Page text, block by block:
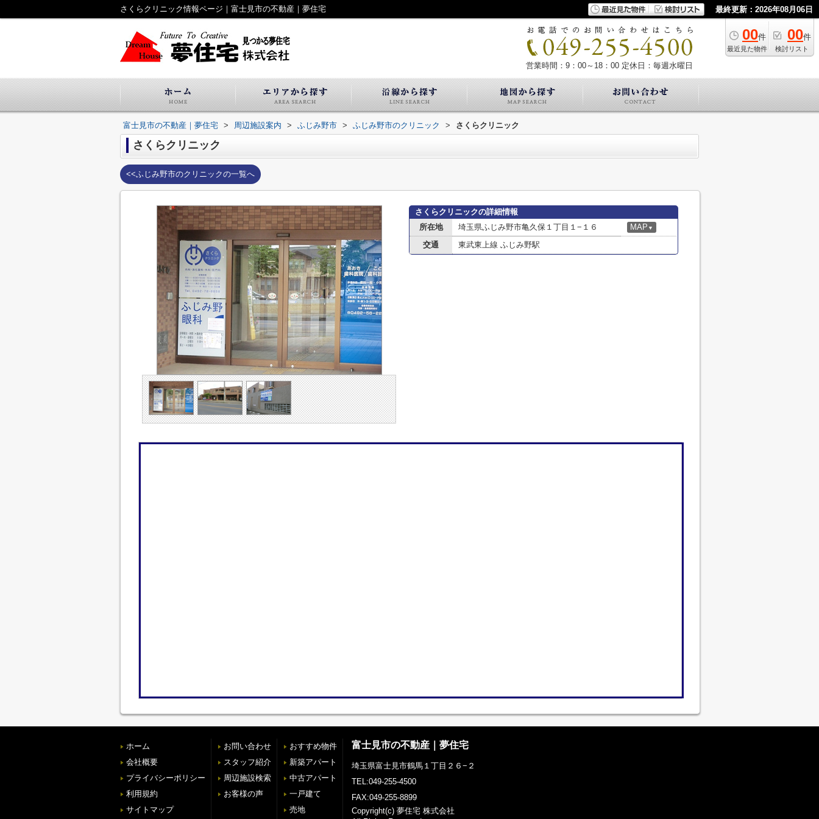
さくらクリニック情報ページ｜富士見市の不動産｜夢住宅 最終更新：2026年08月06日
00件
最近見た物件
00件
検討リスト
営業時間：9：00～18：00 定休日：毎週水曜日
富士見市の不動産｜夢住宅 > 周辺施設案内 > ふじみ野市 > ふじみ野市のクリニック > さくらクリニック
さくらクリニック
<<ふじみ野市のクリニックの一覧へ
さくらクリニックの詳細情報
所在地
埼玉県ふじみ野市亀久保１丁目１−１６ MAP ▼
交通 東武東上線 ふじみ野駅
ホーム
会社概要
プライバシーポリシー
利用規約
サイトマップ
お問い合わせ
スタッフ紹介
周辺施設検索
お客様の声
おすすめ物件
新築アパート
中古アパート
一戸建て
売地
富士見市の不動産｜夢住宅
埼玉県富士見市鶴馬１丁目２６−２
TEL:049-255-4500
FAX:049-255-8899
Copyright(c) 夢住宅 株式会社